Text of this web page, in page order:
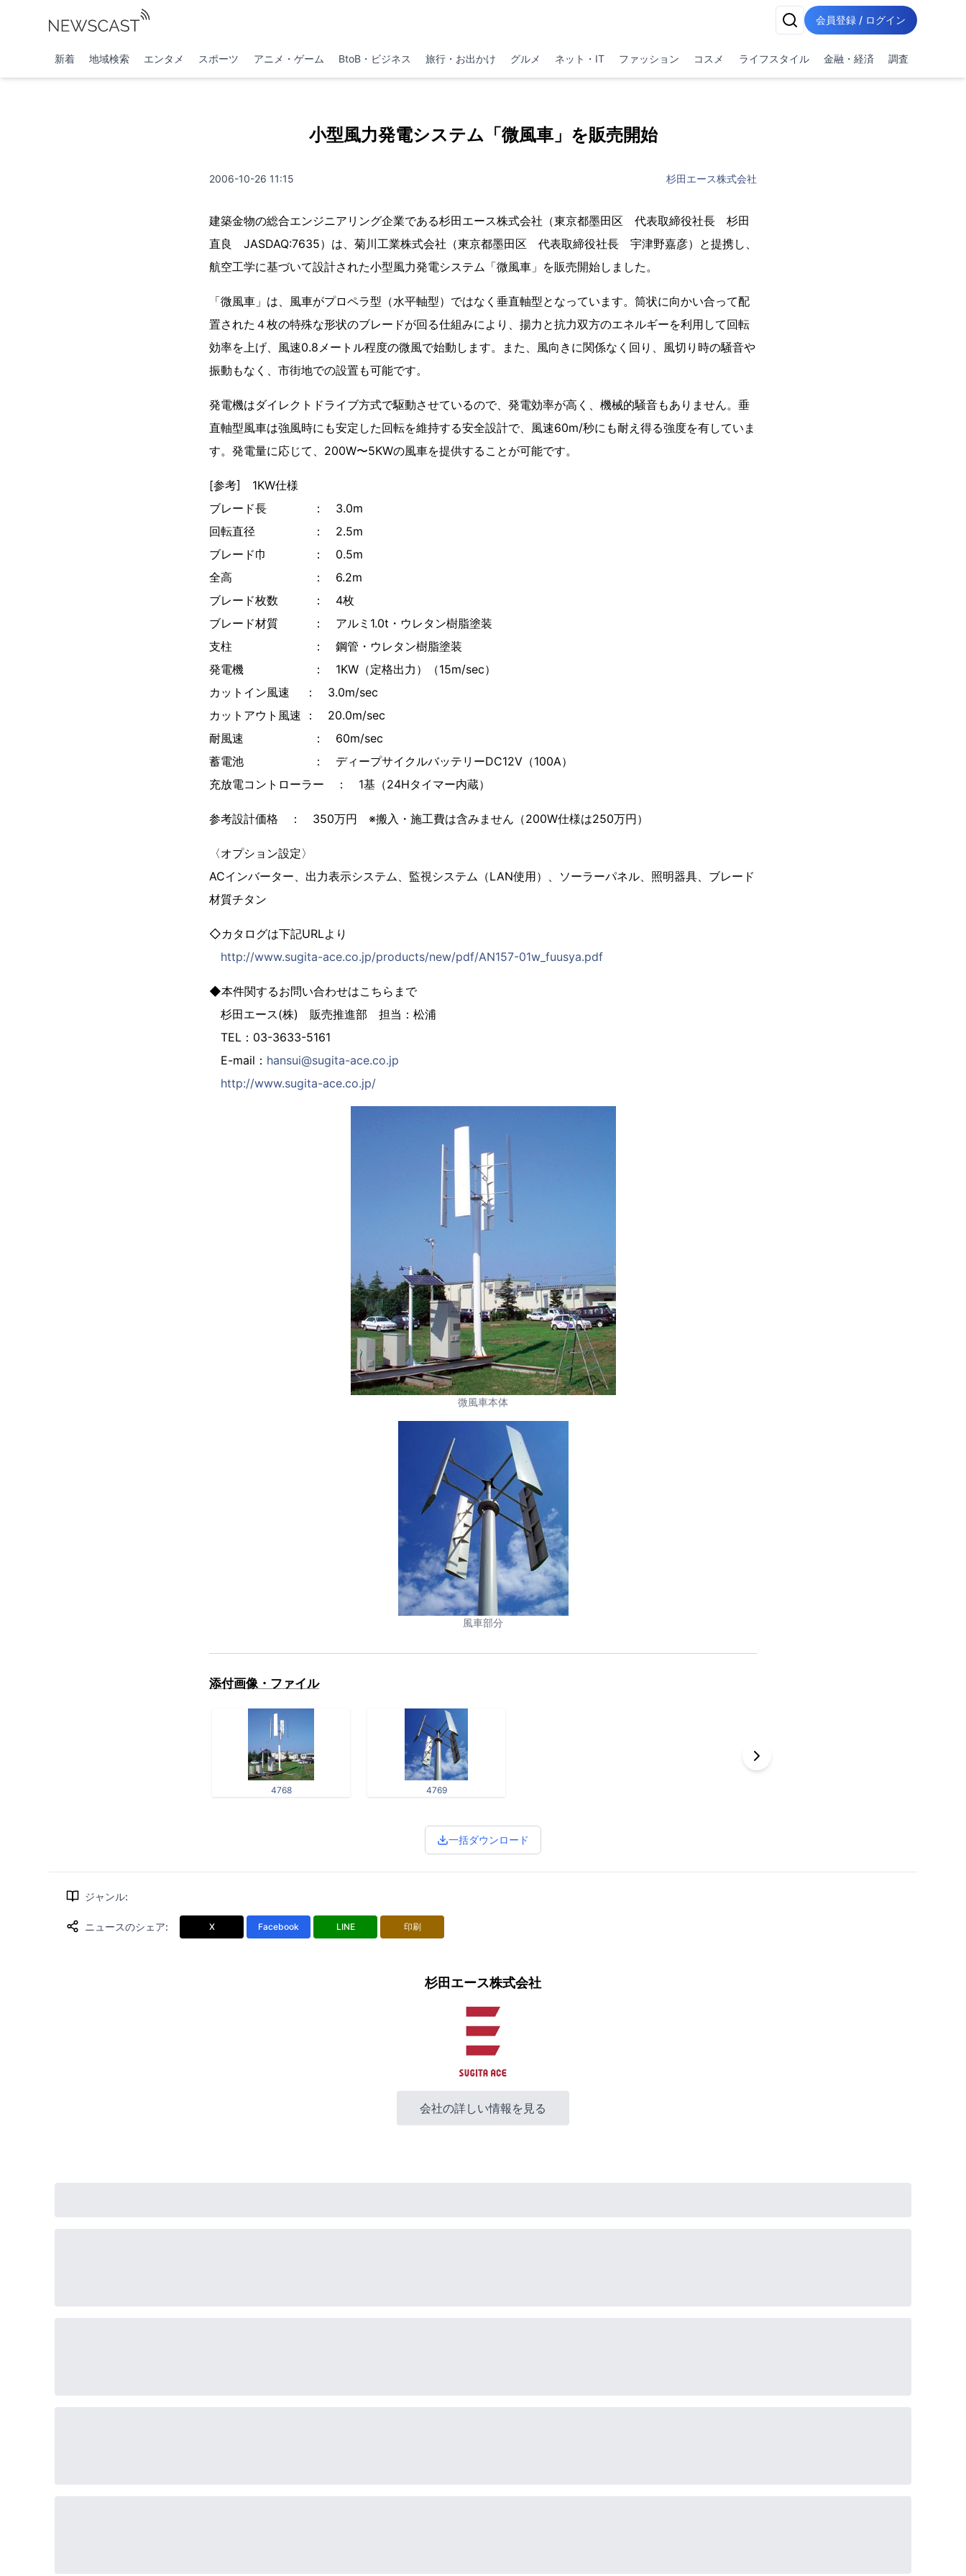
会員登録 / ログイン
新着 地域検索 エンタメ スポーツ アニメ・ゲーム BtoB・ビジネス 旅行・お出かけ グルメ ネット・IT ファッション コスメ ライフスタイル 金融・経済 調査
小型風力発電システム「微風車」を販売開始
2006-10-26 11:15 杉田エース株式会社
建築金物の総合エンジニアリング企業である杉田エース株式会社（東京都墨田区 代表取締役社長 杉田
直良 JASDAQ:7635）は、菊川工業株式会社（東京都墨田区 代表取締役社長 宇津野嘉彦）と提携し、
航空工学に基づいて設計された小型風力発電システム「微風車」を販売開始しました。
「微風車」は、風車がプロペラ型（水平軸型）ではなく垂直軸型となっています。筒状に向かい合って配
置された４枚の特殊な形状のブレードが回る仕組みにより、揚力と抗力双方のエネルギーを利用して回転
効率を上げ、風速0.8メートル程度の微風で始動します。また、風向きに関係なく回り、風切り時の騒音や
振動もなく、市街地での設置も可能です。
発電機はダイレクトドライブ方式で駆動させているので、発電効率が高く、機械的騒音もありません。垂
直軸型風車は強風時にも安定した回転を維持する安全設計で、風速60m/秒にも耐え得る強度を有していま
す。発電量に応じて、200W〜5KWの風車を提供することが可能です。
[参考] 1KW仕様
ブレード長 ： 3.0m
回転直径 ： 2.5m
ブレード巾 ： 0.5m
全高 ： 6.2m
ブレード枚数 ： 4枚
ブレード材質 ： アルミ1.0t・ウレタン樹脂塗装
支柱 ： 鋼管・ウレタン樹脂塗装
発電機 ： 1KW（定格出力）（15m/sec）
カットイン風速 ： 3.0m/sec
カットアウト風速 ： 20.0m/sec
耐風速 ： 60m/sec
蓄電池 ： ディープサイクルバッテリーDC12V（100A）
充放電コントローラー ： 1基（24Hタイマー内蔵）
参考設計価格 ： 350万円 ※搬入・施工費は含みません（200W仕様は250万円）
〈オプション設定〉
ACインバーター、出力表示システム、監視システム（LAN使用）、ソーラーパネル、照明器具、ブレード
材質チタン
◇カタログは下記URLより
http://www.sugita-ace.co.jp/products/new/pdf/AN157-01w_fuusya.pdf
◆本件関するお問い合わせはこちらまで
杉田エース(株) 販売推進部 担当：松浦
TEL：03-3633-5161
E-mail： hansui@sugita-ace.co.jp
http://www.sugita-ace.co.jp/
微風車本体
風車部分
添付画像・ファイル
4768 4769
一括ダウンロード
ジャンル:
ニュースのシェア: X Facebook LINE 印刷
杉田エース株式会社
会社の詳しい情報を見る